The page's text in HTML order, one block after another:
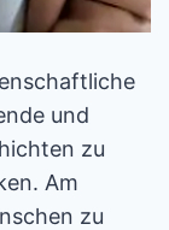
und
zu
Am
zu